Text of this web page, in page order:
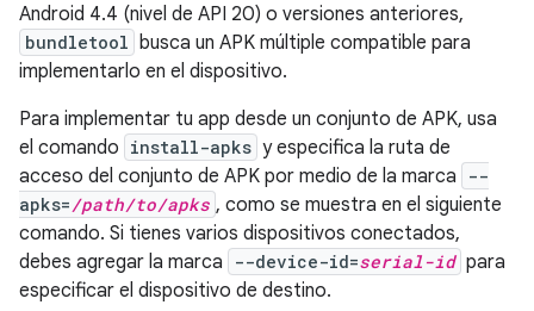
Android 4.4 (nivel de API 20) o versiones anteriores,
bundletool busca un APK múltiple compatible para
implementarlo en el dispositivo.
Para implementar tu app desde un conjunto de APK, usa
el comando install-apks y especifica la ruta de
acceso del conjunto de APK por medio de la marca
--
apks=/path/to/apks , como se muestra en el siguiente
comando. Si tienes varios dispositivos conectados,
debes agregar la marca
--device-id=serial-id para
especificar el dispositivo de destino.